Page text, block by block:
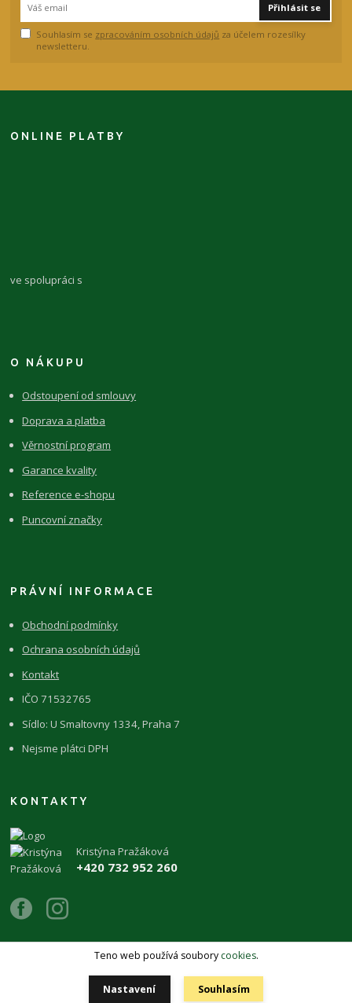
Přihlásit se
Souhlasím se zpracováním osobních údajů za účelem rozesílky
newsletteru.
ONLINE PLATBY
ve spolupráci s
O NÁKUPU
Odstoupení od smlouvy
Doprava a platba
Věrnostní program
Garance kvality
Reference e-shopu
Puncovní značky
PRÁVNÍ INFORMACE
Obchodní podmínky
Ochrana osobních údajů
Kontakt
IČO 71532765
Sídlo: U Smaltovny 1334, Praha 7
Nejsme plátci DPH
KONTAKTY
Kristýna Pražáková
+420 732 952 260
Copyright 2026 © ŽIVÉKAMENY Kristýna Pražáková
Teno web používá soubory cookies.
Nastavení Souhlasím